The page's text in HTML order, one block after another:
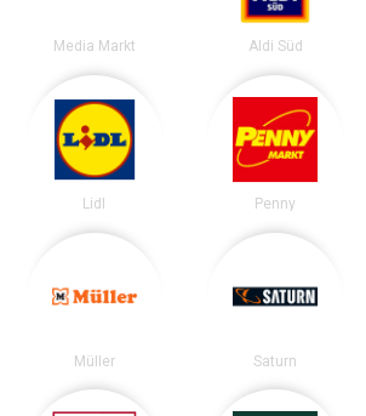
Media Markt Aldi Süd
Lidl Penny
Müller Saturn